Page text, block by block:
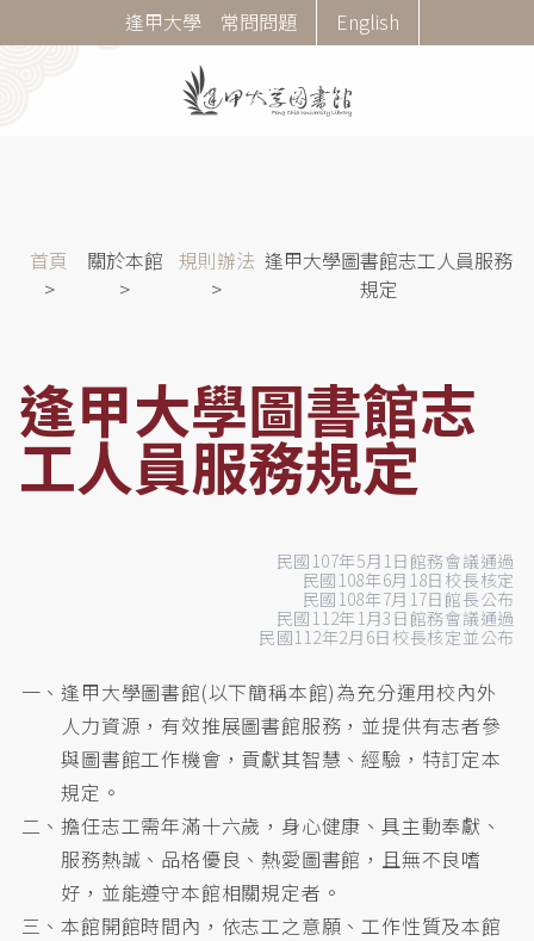
至
Corner
Menu
逢甲大學 常問問題 English
導
首頁 關於本館 規則辦法 逢甲大學圖書館志工人員服務
規定
逢甲大學圖書館志
工人員服務規定
民國107年5月1日館務會議通過
民國108年6月18日校長核定
民國108年7月17日館長公布
民國112年1月3日館務會議通過
民國112年2月6日校長核定並公布
一、逢甲大學圖書館(以下簡稱本館)為充分運用校內外
人力資源，有效推展圖書館服務，並提供有志者參
與圖書館工作機會，貢獻其智慧、經驗，特訂定本
規定。
二、擔任志工需年滿十六歲，身心健康、具主動奉獻、
服務熱誠、品格優良、熱愛圖書館，且無不良嗜
好，並能遵守本館相關規定者。
三、本館開館時間內，依志工之意願、工作性質及本館